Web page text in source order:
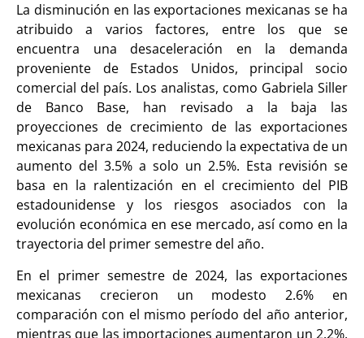
La disminución en las exportaciones mexicanas se ha
atribuido a varios factores, entre los que se
encuentra una desaceleración en la demanda
proveniente de Estados Unidos, principal socio
comercial del país. Los analistas, como Gabriela Siller
de Banco Base, han revisado a la baja las
proyecciones de crecimiento de las exportaciones
mexicanas para 2024, reduciendo la expectativa de un
aumento del 3.5% a solo un 2.5%. Esta revisión se
basa en la ralentización en el crecimiento del PIB
estadounidense y los riesgos asociados con la
evolución económica en ese mercado, así como en la
trayectoria del primer semestre del año.
En el primer semestre de 2024, las exportaciones
mexicanas crecieron un modesto 2.6% en
comparación con el mismo período del año anterior,
mientras que las importaciones aumentaron un 2.2%.